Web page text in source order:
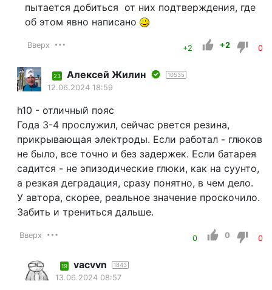
пытается добиться от них подтверждения, где
об этом явно написано
Вверх +2 +2 0
23 Алексей Жилин 10535
12.06.2024 18:59
h10 - отличный пояс
Года 3-4 прослужил, сейчас рвется резина,
прикрывающая электроды. Если работал - глюков
не было, все точно и без задержек. Если батарея
садится - не эпизодические глюки, как на суунто,
а резкая деградация, сразу понятно, в чем дело.
У автора, скорее, реальное значение проскочило.
Забить и трениться дальше.
Вверх 0 0 0
19 vacvvn 1843
13.06.2024 08:57